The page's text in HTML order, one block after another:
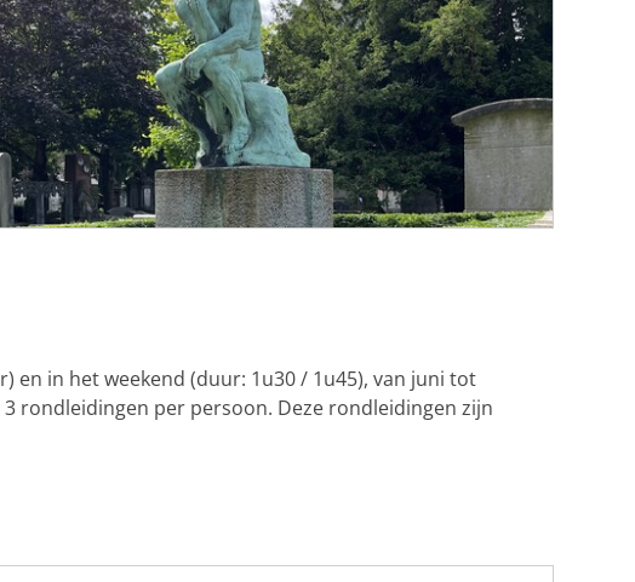
in het weekend (duur: 1u30 / 1u45), van juni tot
rondleidingen per persoon. Deze rondleidingen zijn